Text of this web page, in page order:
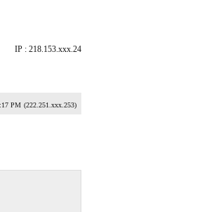
IP : 218.153.xxx.24
PM (222.251.xxx.253)